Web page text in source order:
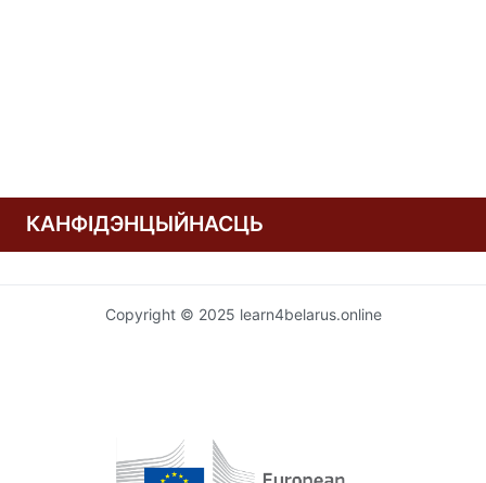
КАНФІДЭНЦЫЙНАСЦЬ
Copyright © 2025 learn4belarus.online